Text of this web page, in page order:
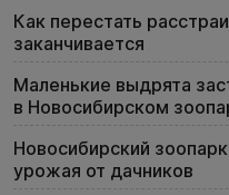
Как перестать
заканчивается
Маленькие выдрята
в Новосибирском
Новосибирский
урожая от дачников